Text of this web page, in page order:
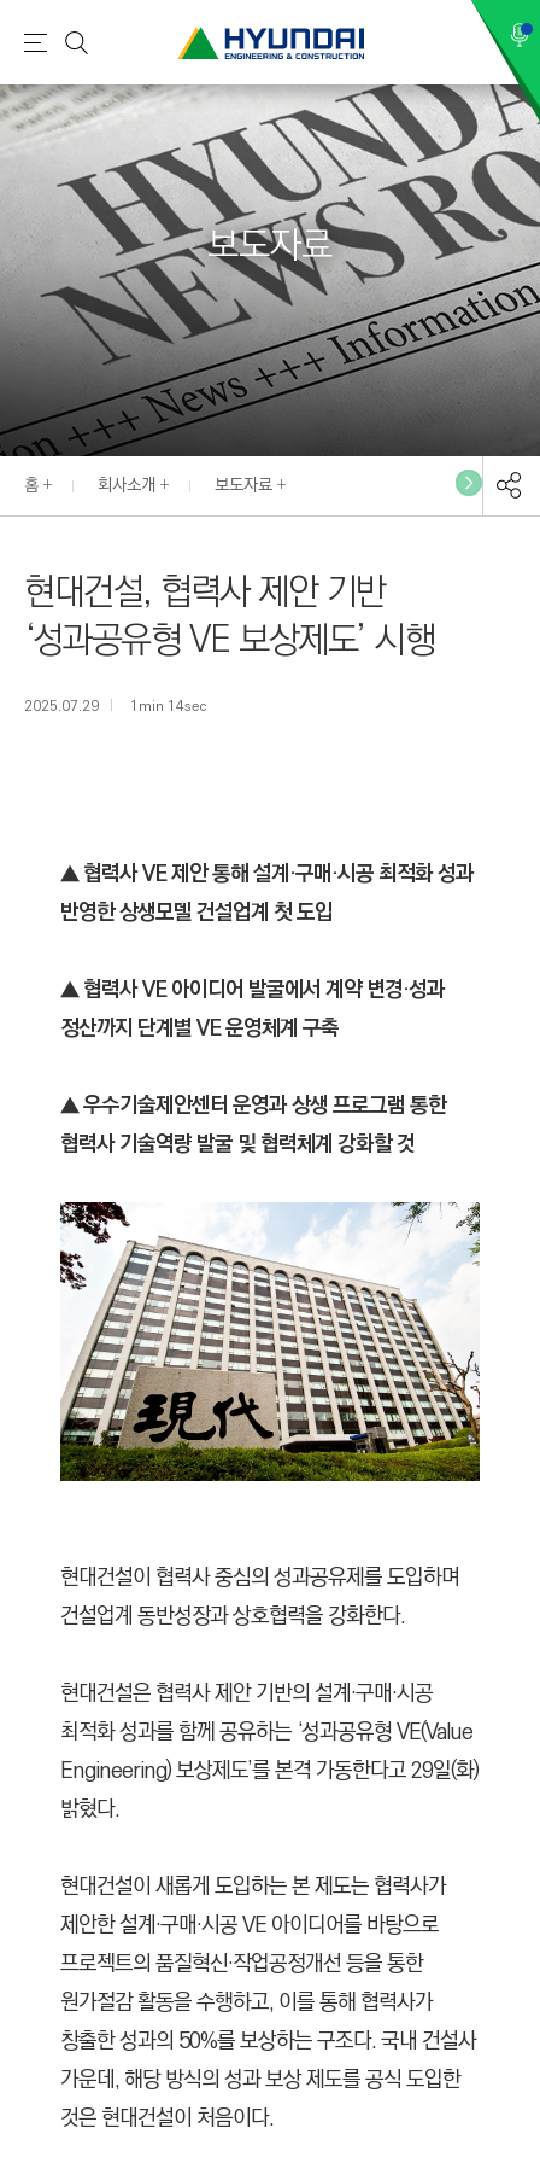
현
건
설
(
Y
U
N
D
A
I
:
E
N
N
E
E
R
C
O
N
T
R
T
I
)
메
뉴
검
색
보도자료
홈 회사소개 보도자료
현대건설, 협력사 제안 기반
‘성과공유형 VE 보상제도’ 시행
2025.07.29 1min 14sec
▲ 협력사 VE 제안 통해 설계·구매·시공 최적화 성과
반영한 상생모델 건설업계 첫 도입
▲ 협력사 VE 아이디어 발굴에서 계약 변경·성과
정산까지 단계별 VE 운영체계 구축
▲ 우수기술제안센터 운영과 상생 프로그램 통한
협력사 기술역량 발굴 및 협력체계 강화할 것
현대건설이 협력사 중심의 성과공유제를 도입하며
건설업계 동반성장과 상호협력을 강화한다.
현대건설은 협력사 제안 기반의 설계·구매·시공
최적화 성과를 함께 공유하는 ‘성과공유형 VE(Value
Engineering) 보상제도’를 본격 가동한다고 29일(화)
밝혔다.
현대건설이 새롭게 도입하는 본 제도는 협력사가
제안한 설계·구매·시공 VE 아이디어를 바탕으로
프로젝트의 품질혁신·작업공정개선 등을 통한
원가절감 활동을 수행하고, 이를 통해 협력사가
창출한 성과의 50%를 보상하는 구조다. 국내 건설사
가운데, 해당 방식의 성과 보상 제도를 공식 도입한
것은 현대건설이 처음이다.